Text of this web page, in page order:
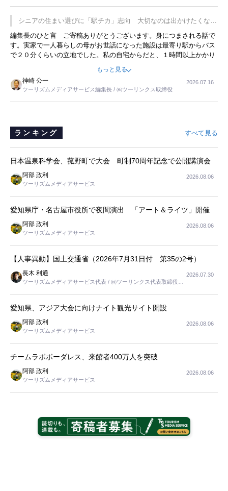
プレミアムヨーグルトを販売するにあたり、社内に懸念もあったそう
です。永井社長は、駐車場に都内ナンバーの高級外車が停まっている
ことに目をつけ、高級商品でも売れると確信したそうです。今回の記
事を懐かしく読みました。
シニアの住まい選びに「駅チカ」志向 大切なのは出かけたくなる
暮らし
編集長のひと言 ご寄稿ありがとうございます。身につまされる話で
す。実家で一人暮らしの母がお世話になった施設は最寄り駅からバス
で２０分くらいの立地でした。私の自宅からだと、１時間以上かかり
ました。母の住まいから近いという理由で、その施設を選択したので
すが、私と妹にとっては、半日仕事ででした。シニアの住まい選び
は、当人だけではなく、世話をする家族の足の便も考えない外池ない
と思いました。
もっと見る
神崎 公一
ツーリズムメディアサービス編集長 / ㈱ツーリンクス取締役
2026.07.16
ランキング すべて見る
日本温泉科学会、菰野町で大会 町制70周年記念で公開講演会
阿部 政利
ツーリズムメディアサービス
2026.08.06
愛知県庁・名古屋市役所で夜間演出 「アート＆ライツ」開催
阿部 政利
ツーリズムメディアサービス
2026.08.06
【人事異動】国土交通省（2026年7月31日付 第35の2号）
長木 利通
ツーリズムメディアサービス代表 / ㈱ツーリンクス代表取締役社
2026.07.30
愛知県、アジア大会に向けナイト観光サイト開設
阿部 政利
ツーリズムメディアサービス
2026.08.06
チームラボボーダレス、来館者400万人を突破
阿部 政利
ツーリズムメディアサービス
2026.08.06